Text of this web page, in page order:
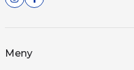
Meny